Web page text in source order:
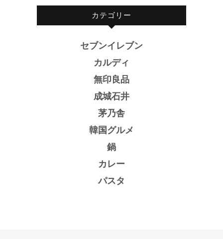
カテゴリー
セブンイレブン
カルディ
無印良品
成城石井
茅乃舎
韓国グルメ
鍋
カレー
パスタ